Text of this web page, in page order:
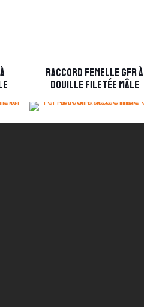
Raccord femelle GFR à
douille filetée mâle